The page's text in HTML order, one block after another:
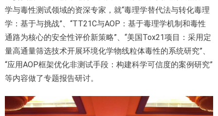
学与毒性测试领域的资深专家，就“毒理学替代法与转化毒理
学：基于与挑战”、“TT21C与AOP：基于毒理学机制和毒性
通路为核心的安全性评价新策略”、“美国Tox21项目：采用定
量高通量筛选技术开展环境化学物线粒体毒性的系统研究”、
“应用AOP框架优化非测试手段：构建科学可信度的案例研究”
等内容做了专题报告研讨。